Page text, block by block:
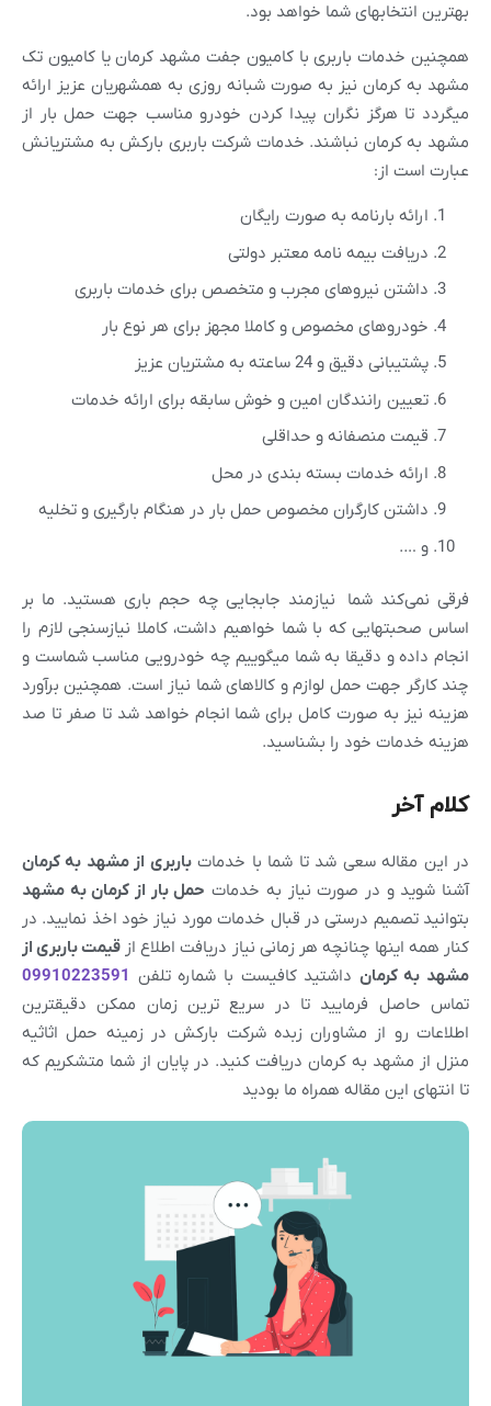
بهترین انتخابهای شما خواهد بود.
همچنین خدمات باربری با کامیون جفت مشهد کرمان یا کامیون تک
مشهد به کرمان نیز به صورت شبانه روزی به همشهریان عزیز ارائه
میگردد تا هرگز نگران پیدا کردن خودرو مناسب جهت حمل بار از
مشهد به کرمان نباشند. خدمات شرکت باربری بارکش به مشتریانش
عبارت است از:
ارائه بارنامه به صورت رایگان
دریافت بیمه نامه معتبر دولتی
داشتن نیروهای مجرب و متخصص برای خدمات باربری
خودروهای مخصوص و کاملا مجهز برای هر نوع بار
پشتیبانی دقیق و 24 ساعته به مشتریان عزیز
تعیین رانندگان امین و خوش سابقه برای ارائه خدمات
قیمت منصفانه و حداقلی
ارائه خدمات بسته بندی در محل
داشتن کارگران مخصوص حمل بار در هنگام بارگیری و تخلیه
و ….
فرقی نمی‌کند شما نیازمند جابجایی چه حجم باری هستید. ما بر
اساس صحبتهایی که با شما خواهیم داشت، کاملا نیازسنجی لازم را
انجام داده و دقیقا به شما میگوییم چه خودرویی مناسب شماست و
چند کارگر جهت حمل لوازم و کالاهای شما نیاز است. همچنین برآورد
هزینه نیز به صورت کامل برای شما انجام خواهد شد تا صفر تا صد
هزینه خدمات خود را بشناسید.
کلام آخر
در این مقاله سعی شد تا شما با خدماتباربری از مشهد به کرمان
آشنا شوید و در صورت نیاز به خدمات حمل بار از کرمانبه مشهد
بتوانید تصمیم درستی در قبال خدمات مورد نیاز خود اخذ نمایید. در
کنار همه اینها چنانچه هر زمانی نیاز دریافت اطلاع از قیمت باربری از
مشهد بهکرمان داشتید کافیست با شماره تلفن 09910223591
تماس حاصل فرمایید تا در سریع ترین زمان ممکن دقیقترین
اطلاعات رو از مشاوران زبده شرکت بارکش در زمینه حمل اثاثیه
منزل از مشهد به کرمان دریافت کنید. در پایان از شما متشکریم که
تا انتهای این مقاله همراه ما بودید